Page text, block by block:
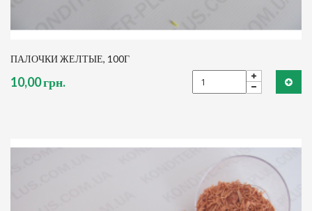
ПАЛОЧКИ ЖЕЛТЫЕ, 100Г
10,00 грн.